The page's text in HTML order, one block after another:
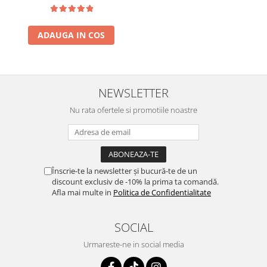
ADAUGA IN COS
NEWSLETTER
Nu rata ofertele si promotiile noastre
Înscrie-te la newsletter și bucură-te de un
discount exclusiv de -10% la prima ta comandă.
Afla mai multe in Politica de Confidentialitate
SOCIAL
Urmareste-ne in social media